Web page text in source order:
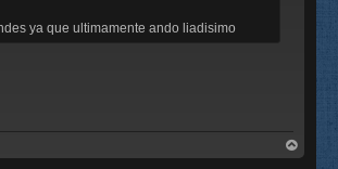
ya que ultimamente ando liadisimo
rri